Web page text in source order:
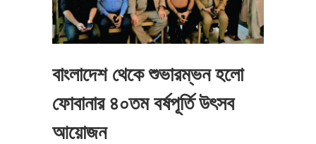
বাংলাদেশ থেকে শুভারম্ভন হলো
ফোবানার ৪০তম বর্ষপূর্তি উৎসব
আয়োজন